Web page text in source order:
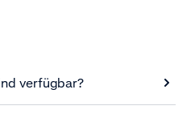
verfügbar?